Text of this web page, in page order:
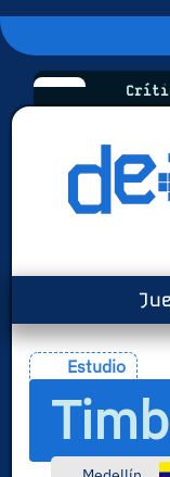
Estudio